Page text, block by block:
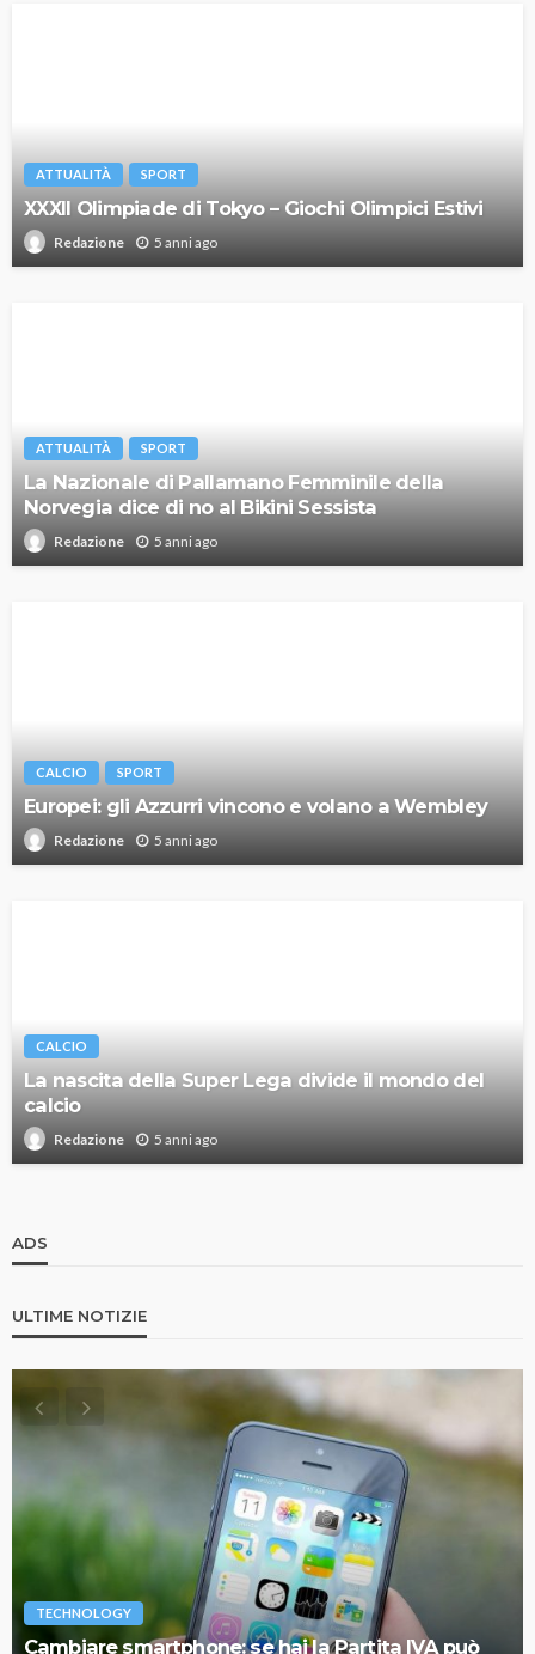
ATTUALITÀ SPORT
XXXII Olimpiade di Tokyo – Giochi Olimpici Estivi
Redazione 5 anni ago
ATTUALITÀ SPORT
La Nazionale di Pallamano Femminile della
Norvegia dice di no al Bikini Sessista
Redazione 5 anni ago
CALCIO SPORT
Europei: gli Azzurri vincono e volano a Wembley
Redazione 5 anni ago
CALCIO
La nascita della Super Lega divide il mondo del
calcio
Redazione 5 anni ago
ADS
ULTIME NOTIZIE
TECHNOLOGY
Cambiare smartphone: se hai la Partita IVA può